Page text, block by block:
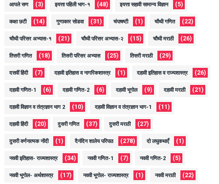
आपले सण (3) इयत्ता पहिली भाग-१ (48) इयत्ता सहावी सामान्य विज्ञान (5)
कक्षा छटी (14) गुणाकार सोडवा (31) चंपाषष्टी (1) चौथी गणित (22)
चौथी परिसर अभ्यास-१ (21) चौथी परिसर अभ्यास-२ (15) चौथी मराठी (26)
तिसरी गणित (18) तिसरी परिसर अभ्यास (25) तिसरी मराठी (29)
दसवीं हिंदी (7) दहावी इतिहास व नागरिकशास्त्र (1) दहावी इतिहास व राज्यशास्त्र (26)
दहावी गणित-1 (6) दहावी गणित-2 (6) दहावी भूगोल (9) दहावी मराठी (21)
दहावी विज्ञान व तंत्रज्ञान भाग 2 (10) दहावी विज्ञान व तंत्रज्ञान भाग-1 (11)
दहावी हिंदी (20) दुसरी गणित (37) दुसरी मराठी (27)
दुसरी वर्णनात्मक नोंदी (1) दैनंदिन शालेय परिपाठ (278) दो लघुकथाएँ (1)
नववी इतिहास- राज्यशास्त्र (34) नववी गणित-1 (7) नववी गणित-2 (5)
नववी भूगोल- अर्थशास्त्र (17) नववी भूगोल- राज्यशास्त्र (1) नववी मराठी (22)